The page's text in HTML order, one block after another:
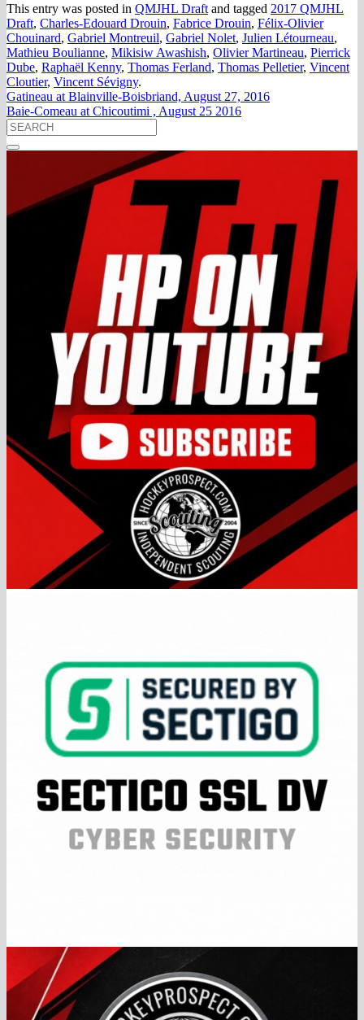
This entry was posted in QMJHL Draft and tagged 2017 QMJHL
Draft, Charles-Edouard Drouin, Fabrice Drouin, Félix-Olivier
Chouinard, Gabriel Montreuil, Gabriel Nolet, Julien Létourneau,
Mathieu Boulianne, Mikisiw Awashish, Olivier Martineau, Pierrick
Dube, Raphaël Kenny, Thomas Ferland, Thomas Pelletier, Vincent
Cloutier, Vincent Sévigny.
Gatineau at Blainville-Boisbriand, August 27, 2016
Baie-Comeau at Chicoutimi , August 25 2016